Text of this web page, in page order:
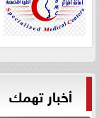
أخبار تهمك